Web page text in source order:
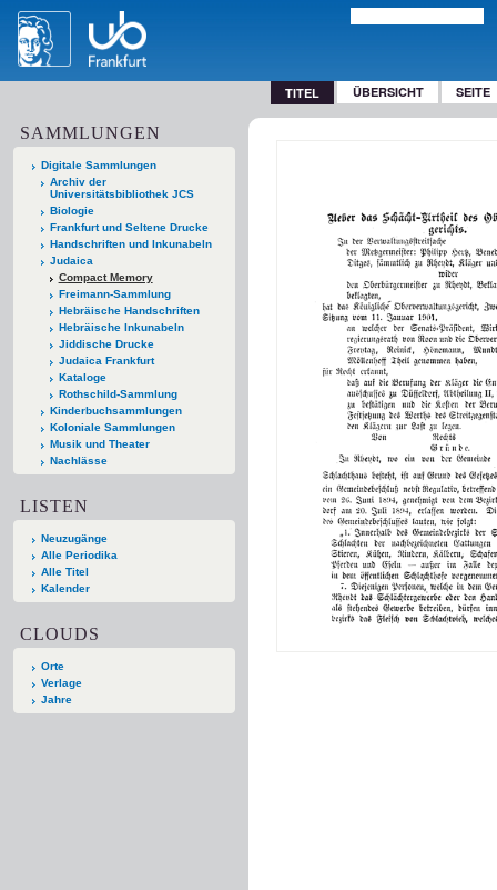
TITEL ÜBERSICHT SEITE
SAMMLUNGEN
Digitale Sammlungen
Archiv der
Universitätsbibliothek JCS
Biologie
Frankfurt und Seltene Drucke
Handschriften und Inkunabeln
Judaica
Compact Memory
Freimann-Sammlung
Hebräische Handschriften
Hebräische Inkunabeln
Jiddische Drucke
Judaica Frankfurt
Kataloge
Rothschild-Sammlung
Kinderbuchsammlungen
Koloniale Sammlungen
Musik und Theater
Nachlässe
LISTEN
Neuzugänge
Alle Periodika
Alle Titel
Kalender
CLOUDS
Orte
Verlage
Jahre